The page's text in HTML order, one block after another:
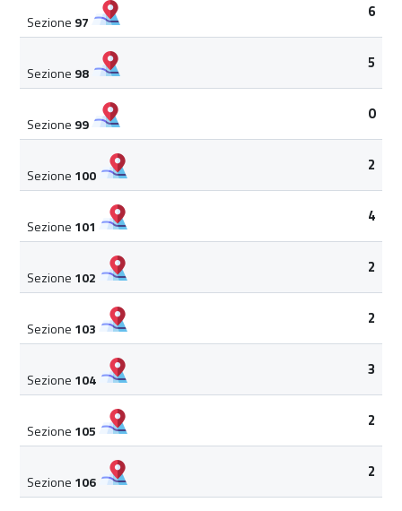
Sezione 97
6
Sezione 98
5
Sezione 99
0
Sezione 100
2
Sezione 101
4
Sezione 102
2
Sezione 103
2
Sezione 104
3
Sezione 105
2
Sezione 106
2